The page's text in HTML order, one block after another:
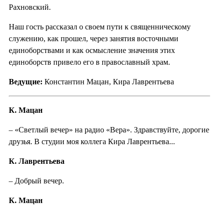
Рахновский.
Наш гость рассказал о своем пути к священническому
служению, как прошел, через занятия восточными
единоборствами и как осмысление значения этих
единоборств привело его в православный храм.
Ведущие: Константин Мацан, Кира Лаврентьева
К. Мацан
– «Светлый вечер» на радио «Вера». Здравствуйте, дорогие
друзья. В студии моя коллега Кира Лаврентьева...
К. Лаврентьева
– Добрый вечер.
К. Мацан